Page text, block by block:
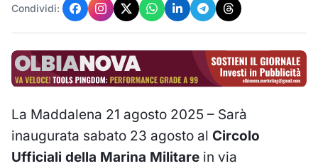
Condividi:
La Maddalena 21 agosto 2025 – Sarà
inaugurata sabato 23 agosto al Circolo
Ufficiali della Marina Militare in via